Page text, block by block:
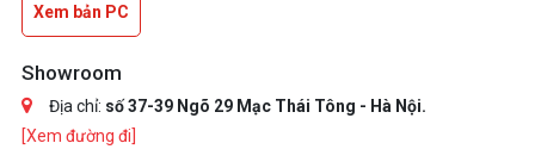
Xem bản PC
Showroom
Địa chỉ: số 37-39 Ngõ 29 Mạc Thái Tông - Hà Nội.
[Xem đường đi]